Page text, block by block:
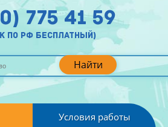
Найти
775 41 59
по рф бесплатный)
Условия работы